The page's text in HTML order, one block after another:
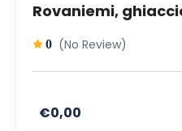
Rovaniemi,
0 (No Review)
€0,00